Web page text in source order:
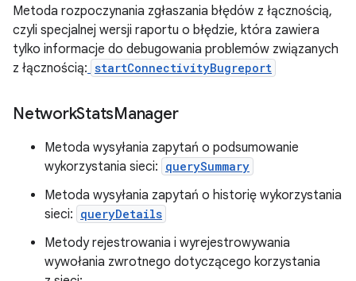
Metoda rozpoczynania zgłaszania błędów z łącznością,
czyli specjalnej wersji raportu o błędzie, która zawiera
tylko informacje do debugowania problemów związanych
z łącznością: startConnectivityBugreport
NetworkStatsManager
Metoda wysyłania zapytań o podsumowanie
wykorzystania sieci: querySummary
Metoda wysyłania zapytań o historię wykorzystania
sieci: queryDetails
Metody rejestrowania i wyrejestrowywania
wywołania zwrotnego dotyczącego korzystania